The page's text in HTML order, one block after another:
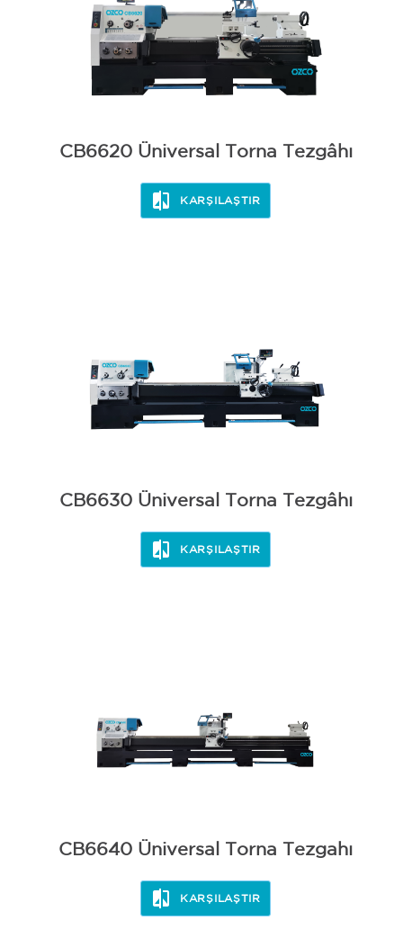
CB6620 Üniversal Torna Tezgâhı
KARŞILAŞTIR
CB6630 Üniversal Torna Tezgâhı
KARŞILAŞTIR
CB6640 Üniversal Torna Tezgahı
KARŞILAŞTIR